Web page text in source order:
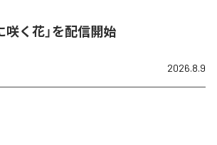
咲く花」を配信開始
2026.8.9